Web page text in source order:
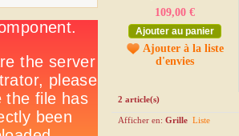
109,00 €
Ajouter au panier
Ajouter à la liste
d'envies
2 article(s)
Afficher en: Grille Liste